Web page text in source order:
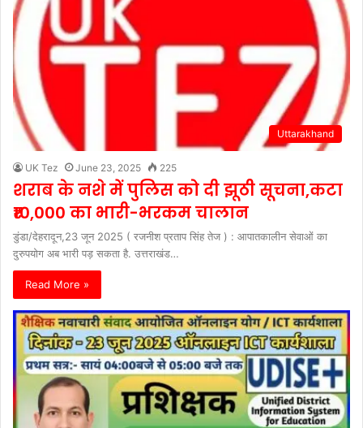
Uttarakhand
UK Tez June 23, 2025 225
शराब के नशे में पुलिस को दी झूठी सूचना,कटा
₹10,000 का भारी-भरकम चालान
डुंडा/देहरादून,23 जून 2025 ( रजनीश प्रताप सिंह तेज ) : आपातकालीन सेवाओं का
दुरुपयोग अब भारी पड़ सकता है. उत्तराखंड…
Read More »